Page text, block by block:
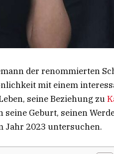
der renommierten
mit einem
seine Beziehung zu
seine Geburt, seinen
Jahr 2023 untersuchen.